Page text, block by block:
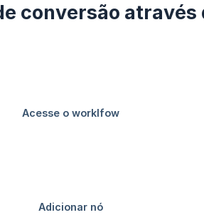
conversão através